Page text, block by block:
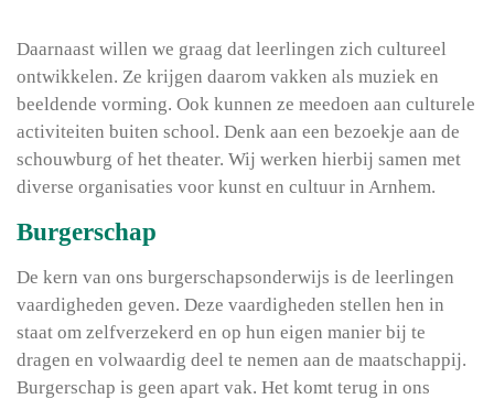
Daarnaast willen we graag dat leerlingen zich cultureel
ontwikkelen. Ze krijgen daarom vakken als muziek en
beeldende vorming. Ook kunnen ze meedoen aan culturele
activiteiten buiten school. Denk aan een bezoekje aan de
schouwburg of het theater. Wij werken hierbij samen met
diverse organisaties voor kunst en cultuur in Arnhem.
Burgerschap
De kern van ons burgerschapsonderwijs is de leerlingen
vaardigheden geven. Deze vaardigheden stellen hen in
staat om zelfverzekerd en op hun eigen manier bij te
dragen en volwaardig deel te nemen aan de maatschappij.
Burgerschap is geen apart vak. Het komt terug in ons